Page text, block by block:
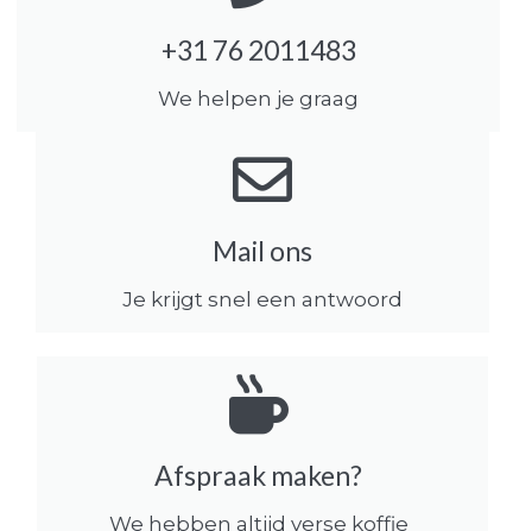
+31 76 2011483
We helpen je graag
Mail ons
Je krijgt snel een antwoord
Afspraak maken?
We hebben altijd verse koffie